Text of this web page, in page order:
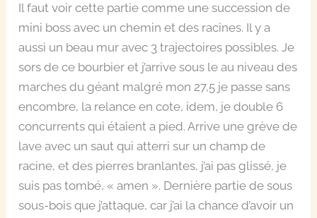
Il faut voir cette partie comme une succession de
mini boss avec un chemin et des racines. Il y a
aussi un beau mur avec 3 trajectoires possibles. Je
sors de ce bourbier et j’arrive sous le au niveau des
marches du géant malgré mon 27,5 je passe sans
encombre, la relance en cote, idem, je double 6
concurrents qui étaient a pied. Arrive une grève de
lave avec un saut qui atterri sur un champ de
racine, et des pierres branlantes, j’ai pas glissé, je
suis pas tombé, « amen ». Dernière partie de sous
sous-bois que j’attaque, car j’ai la chance d’avoir un